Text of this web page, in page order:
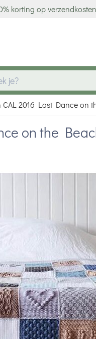
korting op
CAL 2016 Last Dance on
on the